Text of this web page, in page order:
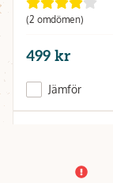
(2 omdömen)
499 kr
Jämför